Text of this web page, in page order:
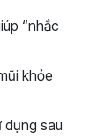
“nhắc
khỏe
dụng sau